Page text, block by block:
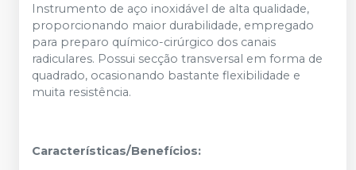
Instrumento de aço inoxidável de alta qualidade,
proporcionando maior durabilidade, empregado
para preparo químico-cirúrgico dos canais
radiculares. Possui secção transversal em forma de
quadrado, ocasionando bastante flexibilidade e
muita resistência.
Características/Benefícios: